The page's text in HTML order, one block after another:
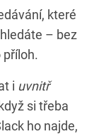
které
– bez
i uvnitř
si třeba
ho najde,